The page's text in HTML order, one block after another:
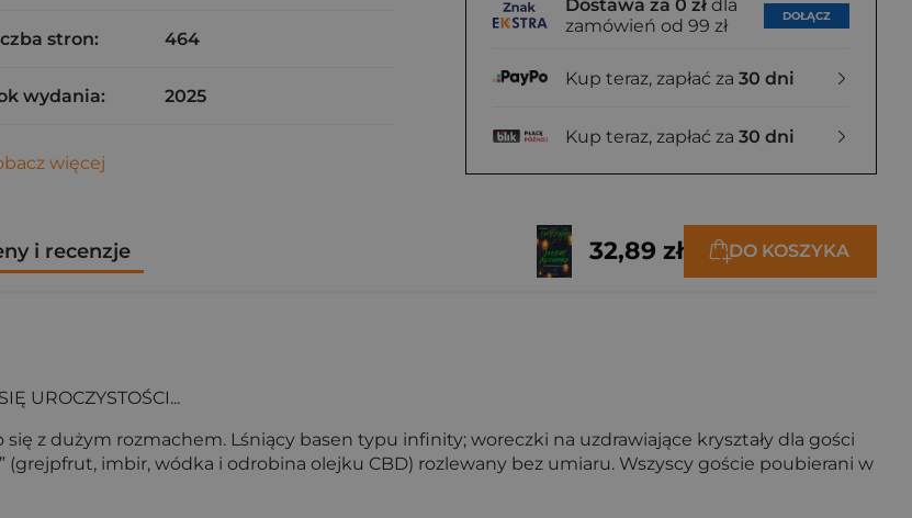
Dostawa za 0 zł dla
zamówień od 99 zł
DOŁĄCZ
Kup teraz, zapłać za 30 dni
Kup teraz, zapłać za 30 dni
stron: 464
wydania: 2025
więcej
i recenzje 32,89 zł DO KOSZYKA
UROCZYSTOŚCI...
z dużym rozmachem. Lśniący basen typu infinity; woreczki na uzdrawiające kryształy dla gości
imbir, wódka i odrobina olejku CBD) rozlewany bez umiaru. Wszyscy goście poubierani w